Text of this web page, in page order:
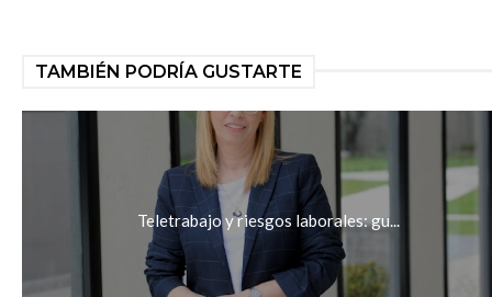
TAMBIÉN PODRÍA GUSTARTE
Teletrabajo y riesgos laborales: gu...